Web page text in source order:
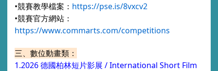
•競賽教學檔案： https://pse.is/8vxcv2
•競賽官方網站：
https://www.commarts.com/competitions
三、數位動畫類：
1.2026德國柏林短片影展 /International Short Film